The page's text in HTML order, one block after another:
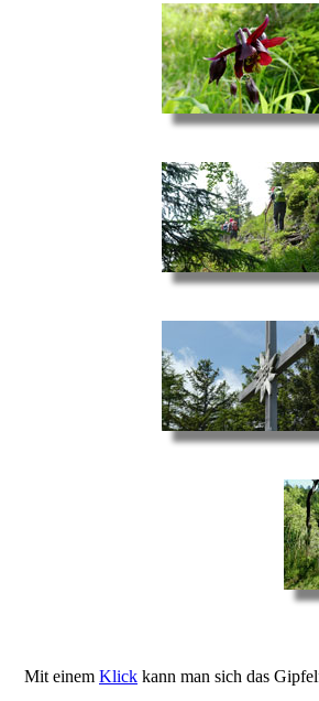
Mit einem Klick kann man sich das